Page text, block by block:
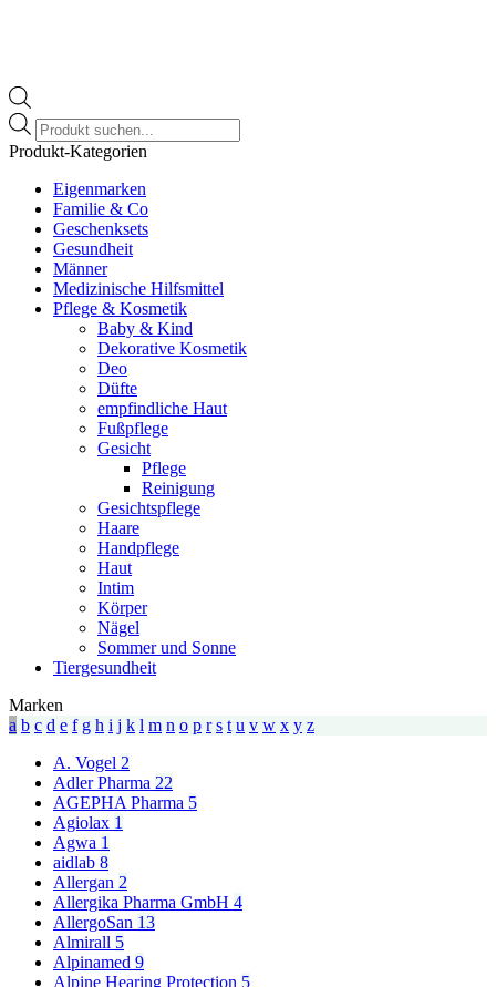
Products
search
Produkt-Kategorien
Eigenmarken
Familie & Co
Geschenksets
Gesundheit
Männer
Medizinische Hilfsmittel
Pflege & Kosmetik
Baby & Kind
Dekorative Kosmetik
Deo
Düfte
empfindliche Haut
Fußpflege
Gesicht
Pflege
Reinigung
Gesichtspflege
Haare
Handpflege
Haut
Intim
Körper
Nägel
Sommer und Sonne
Tiergesundheit
Marken
a b c d e f g h i j k l m n o p r s t u v w x y z
A. Vogel 2
Adler Pharma 22
AGEPHA Pharma 5
Agiolax 1
Agwa 1
aidlab 8
Allergan 2
Allergika Pharma GmbH 4
AllergoSan 13
Almirall 5
Alpinamed 9
Alpine Hearing Protection 5